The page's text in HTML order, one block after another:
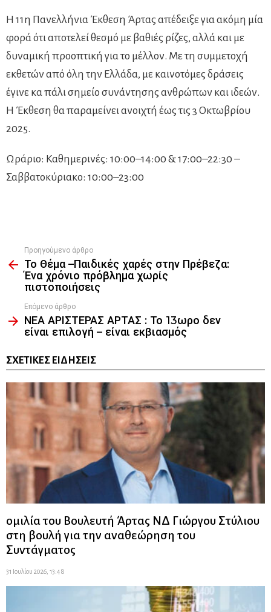
Η 11η Πανελλήνια Έκθεση Άρτας απέδειξε για ακόμη μία
φορά ότι αποτελεί θεσμό με βαθιές ρίζες, αλλά και με
δυναμική προοπτική για το μέλλον. Με τη συμμετοχή
εκθετών από όλη την Ελλάδα, με καινοτόμες δράσεις
έγινε κα πάλι σημείο συνάντησης ανθρώπων και ιδεών.
Η Έκθεση θα παραμείνει ανοιχτή έως τις 3 Οκτωβρίου
2025.
Ωράριο: Καθημερινές: 10:00–14:00 & 17:00–22:30 –
Σαββατοκύριακο: 10:00–23:00
more
Προηγούμενο άρθρο
Το Θέμα –Παιδικές χαρές στην Πρέβεζα:
Ένα χρόνιο πρόβλημα χωρίς
πιστοποιήσεις
Επόμενο άρθρο
ΝΕΑ ΑΡΙΣΤΕΡΑΣ ΑΡΤΑΣ : Το 13ωρο δεν
είναι επιλογή – είναι εκβιασμός
ΣΧΕΤΙΚΈΣ ΕΙΔΉΣΕΙΣ
ομιλία του Βουλευτή Άρτας ΝΔ Γιώργου Στύλιου
στη βουλή για την αναθεώρηση του
Συντάγματος
31 Ιουλίου 2026, 13:48